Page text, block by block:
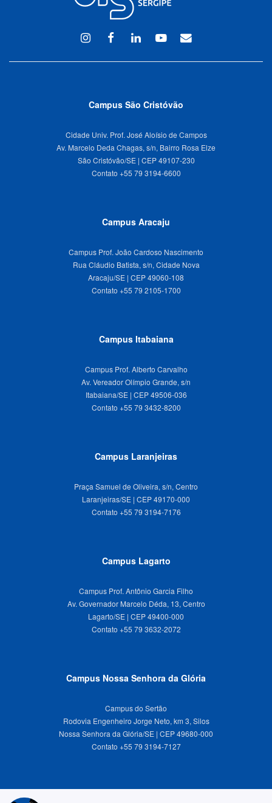
InstagramFacebook
LinkedinYoutubeWEBMAIL
Campus São Cristóvão
Cidade Univ. Prof. José Aloísio de Campos
Av. Marcelo Deda Chagas, s/n, Bairro Rosa Elze
São Cristóvão/SE | CEP 49107-230
Campus Aracaju
Campus Prof. João Cardoso Nascimento
Rua Cláudio Batista, s/n, Cidade Nova
Aracaju/SE | CEP 49060-108
Campus Itabaiana
Campus Prof. Alberto Carvalho
Av. Vereador Olímpio Grande, s/n
Itabaiana/SE | CEP 49506-036
Campus Laranjeiras
Praça Samuel de Oliveira, s/n, Centro
Laranjeiras/SE | CEP 49170-000
Campus Lagarto
Campus Prof. Antônio Garcia Filho
Av. Governador Marcelo Déda, 13, Centro
Lagarto/SE | CEP 49400-000
Campus Nossa Senhora da Glória
Campus do Sertão
Rodovia Engenheiro Jorge Neto, km 3, Silos
Nossa Senhora da Glória/SE | CEP 49680-000
Contato +55 79 3194-7127